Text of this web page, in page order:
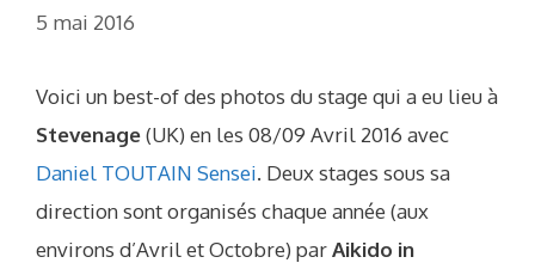
5 mai 2016
Voici un best-of des photos du stage qui a eu lieu à
Stevenage(UK) en les 08/09 Avril 2016 avec
Daniel TOUTAIN Sensei. Deux stages sous sa
direction sont organisés chaque année (aux
environs d’Avril et Octobre) parAikido in